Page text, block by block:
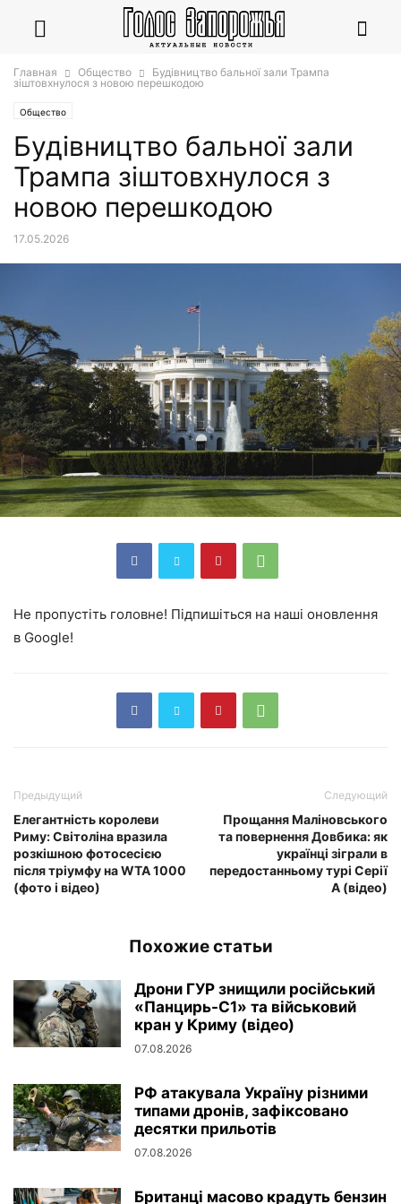
Главная Общество
Будівництво бальної зали Трампа
зіштовхнулося з новою перешкодою
Общество
Будівництво бальної зали
Трампа зіштовхнулося з
новою перешкодою
17.05.2026
Не пропустіть головне! Підпишіться на наші оновлення
в Google!
Предыдущий
Елегантність королеви
Риму: Світоліна вразила
розкішною фотосесією
після тріумфу на WTA 1000
(фото і відео)
Следующий
Прощання Маліновського
та повернення Довбика: як
українці зіграли в
передостанньому турі Серії
А (відео)
Похожие статьи
Дрони ГУР знищили російський
«Панцирь-С1» та військовий
кран у Криму (відео)
07.08.2026
РФ атакувала Україну різними
типами дронів, зафіксовано
десятки прильотів
07.08.2026
Британці масово крадуть бензин